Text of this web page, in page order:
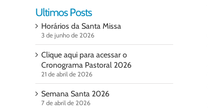
Ultimos Posts
Horários da Santa Missa
3 de junho de 2026
Clique aqui para acessar o
Cronograma Pastoral 2026
21 de abril de 2026
Semana Santa 2026
7 de abril de 2026